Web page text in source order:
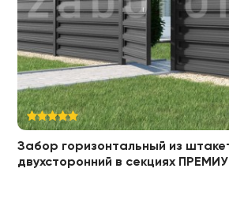
Забор горизонтальный из
двухсторонний в секциях